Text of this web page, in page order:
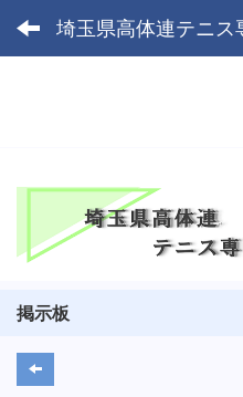
埼玉県高体連テニス
掲示板